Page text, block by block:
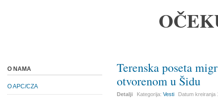
Terenska poseta
otvorenom u Šidu
Detalji Kategorija:Vesti Datum kreiranja
O NAMA
O APC/CZA